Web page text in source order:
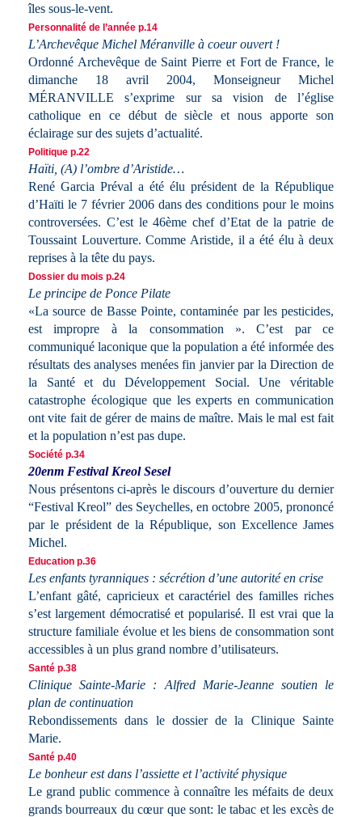
îles sous-le-vent.
Personnalité de l’année p.14
L’Archevêque Michel Méranville à coeur ouvert !
Ordonné Archevêque de Saint Pierre et Fort de France, le
dimanche 18 avril 2004, Monseigneur Michel
MÉRANVILLE s’exprime sur sa vision de l’église
catholique en ce début de siècle et nous apporte son
éclairage sur des sujets d’actualité.
Politique p.22
Haïti, (A) l’ombre d’Aristide…
René Garcia Préval a été élu président de la République
d’Haïti le 7 février 2006 dans des conditions pour le moins
controversées. C’est le 46ème chef d’Etat de la patrie de
Toussaint Louverture. Comme Aristide, il a été élu à deux
reprises à la tête du pays.
Dossier du mois p.24
Le principe de Ponce Pilate
«La source de Basse Pointe, contaminée par les pesticides,
est impropre à la consommation ». C’est par ce
communiqué laconique que la population a été informée des
résultats des analyses menées fin janvier par la Direction de
la Santé et du Développement Social. Une véritable
catastrophe écologique que les experts en communication
ont vite fait de gérer de mains de maître. Mais le mal est fait
et la population n’est pas dupe.
Société p.34
20enm Festival Kreol Sesel
Nous présentons ci-après le discours d’ouverture du dernier
“Festival Kreol” des Seychelles, en octobre 2005, prononcé
par le président de la République, son Excellence James
Michel.
Education p.36
Les enfants tyranniques : sécrétion d’une autorité en crise
L’enfant gâté, capricieux et caractériel des familles riches
s’est largement démocratisé et popularisé. Il est vrai que la
structure familiale évolue et les biens de consommation sont
accessibles à un plus grand nombre d’utilisateurs.
Santé p.38
Clinique Sainte-Marie : Alfred Marie-Jeanne soutien le
plan de continuation
Rebondissements dans le dossier de la Clinique Sainte
Marie.
Santé p.40
Le bonheur est dans l’assiette et l’activité physique
Le grand public commence à connaître les méfaits de deux
grands bourreaux du cœur que sont: le tabac et les excès de